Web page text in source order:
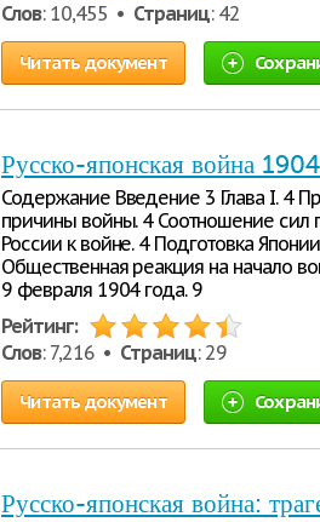
Слов: 10,455 • Страниц: 42
Читать документ
Русско-японская война
Содержание Введение 3 Глава I. 4
причины войны. 4 Соотношение сил
России к войне. 4 Подготовка
Общественная реакция на начало
9 февраля 1904 года. 9
Рейтинг:
Слов: 7,216 • Страниц: 29
Читать документ
Русско-японская война: